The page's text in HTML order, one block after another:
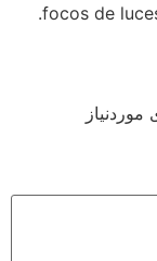
focos de